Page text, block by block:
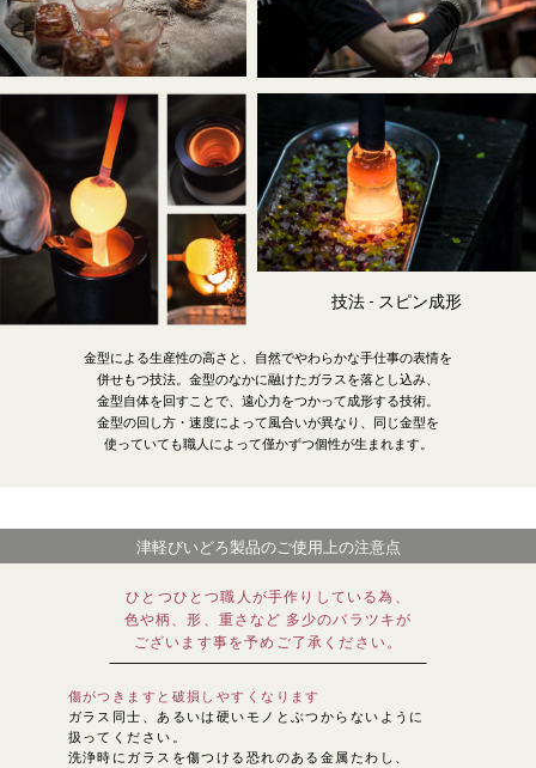
技法 - スピン成形
金型による生産性の高さと、自然でやわらかな手仕事の表情を
併せもつ技法。金型のなかに融けたガラスを落とし込み、
金型自体を回すことで、遠心力をつかって成形する技術。
金型の回し方・速度によって風合いが異なり、同じ金型を
使っていても職人によって僅かずつ個性が生まれます。
津軽びいどろ製品のご使用上の注意点
ひとつひとつ職人が手作りしている為、
色や柄、形、重さなど 多少のバラツキが
ございます事を予めご了承ください。
傷がつきますと破損しやすくなります
ガラス同士、あるいは硬いモノとぶつからないように
扱ってください。
洗浄時にガラスを傷つける恐れのある金属たわし、